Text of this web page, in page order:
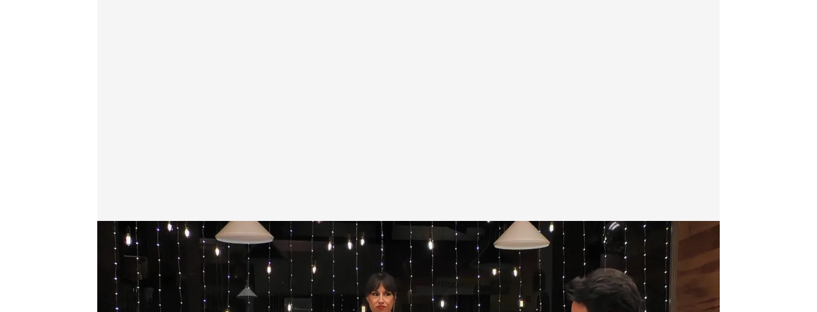
El momento de pagar la cuenta siembra la disputa entre dos solteros de 'First Dates' cuatro.com
First Dates
03 SEP 2025 - 22:49h.
Jesús se presentaba así mismo como alguien "tradicional" y a la hora